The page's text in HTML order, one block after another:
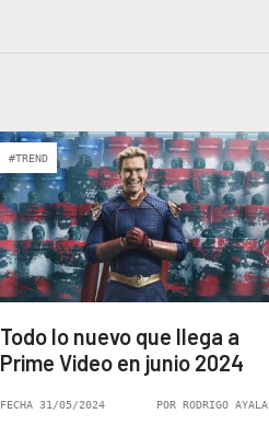
#TREND
Todo lo nuevo que llega a
Prime Video en junio 2024
FECHA 31/05/2024 POR RODRIGO AYALA